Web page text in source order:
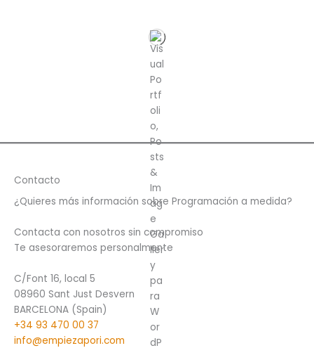
Contacto
¿Quieres más información sobre Programación a medida?
Contacta con nosotros sin compromiso
Te asesoraremos personalmente
C/Font 16, local 5
08960 Sant Just Desvern
BARCELONA (Spain)
+34 93 470 00 37
info@empiezapori.com